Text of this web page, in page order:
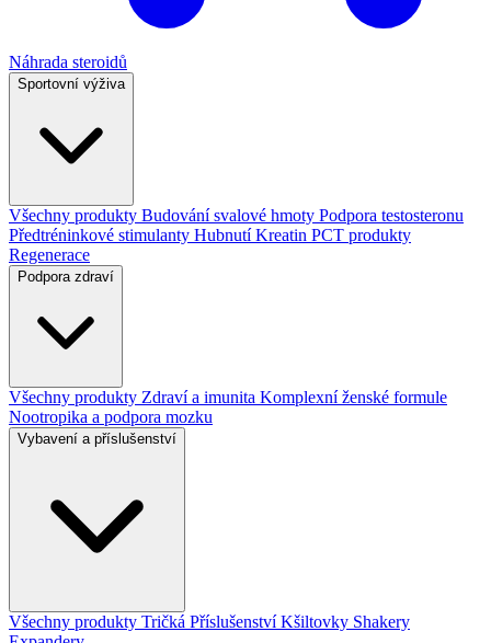
Náhrada steroidů
Sportovní výživa
Všechny produkty Budování svalové hmoty Podpora testosteronu
Předtréninkové stimulanty HubnutíKreatin PCT produkty
Regenerace
Podpora zdraví
Všechny produkty Zdraví a imunita Komplexní ženské formule
Nootropika a podpora mozku
Vybavení a příslušenství
Všechny produkty Tričká PříslušenstvíKšiltovky Shakery